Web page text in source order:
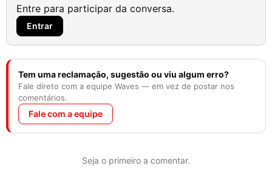
Entre para participar da conversa.
Entrar
Tem uma reclamação, sugestão ou viu algum erro?
Fale direto com a equipe Waves — em vez de postar nos
comentários.
Fale com a equipe
Seja o primeiro a comentar.